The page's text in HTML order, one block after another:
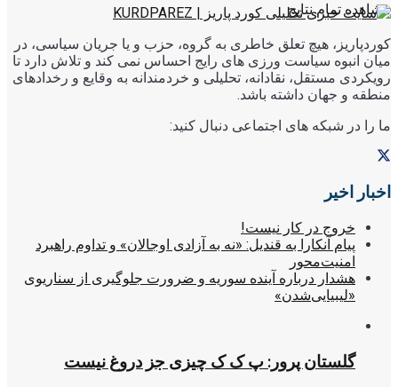
مشاهده تمام نتایج
کوردپاریز، هیچ تعلق خاطری به گروه، حزب و یا جریان سیاسی، در
میان انبوه سیاست ورزی های رایج احساس نمی کند و تلاش دارد تا
رویکردی مستقل، نقادانه، تحلیلی و خردمندانه به وقایع و رخدادهای
منطقه و جهان داشته باشد.
ما را در شبکه های اجتماعی دنبال کنید:
اخبار اخیر
خروج در کار نیست!
پیام آنکارا به قندیل: «نه به آزادی اوجالان» و تداوم راهبرد
امنیت‌محور
هشدار درباره آینده سوریه و ضرورت جلوگیری از سناریوی
«لیبیایی‌شدن»
گلستان پرور: پ ک ک چیزی جز دروغ نیست